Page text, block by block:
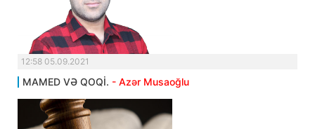
12:58 05.09.2021
MAMED VƏ QOQİ. - Azər Musaoğlu